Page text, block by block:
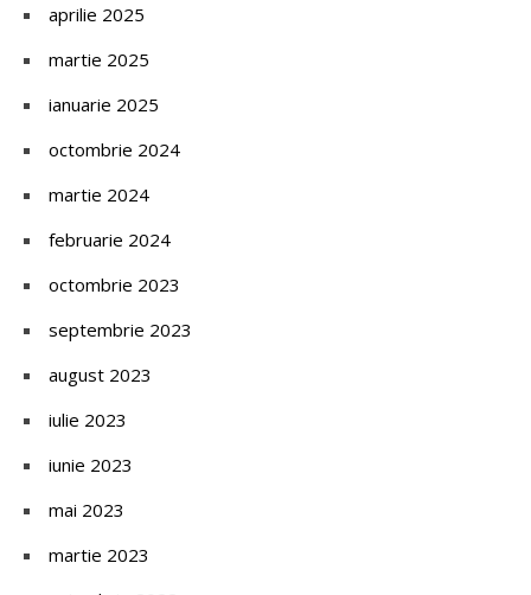
aprilie 2025
martie 2025
ianuarie 2025
octombrie 2024
martie 2024
februarie 2024
octombrie 2023
septembrie 2023
august 2023
iulie 2023
iunie 2023
mai 2023
martie 2023